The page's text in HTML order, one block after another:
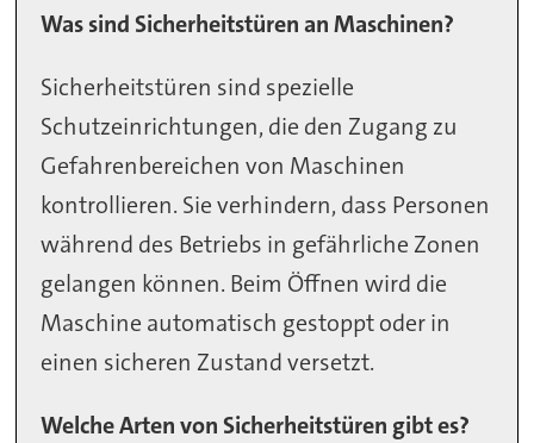
Was sind Sicherheitstüren an Maschinen?
Sicherheitstüren sind spezielle
Schutzeinrichtungen, die den Zugang zu
Gefahrenbereichen von Maschinen
kontrollieren. Sie verhindern, dass Personen
während des Betriebs in gefährliche Zonen
gelangen können. Beim Öffnen wird die
Maschine automatisch gestoppt oder in
einen sicheren Zustand versetzt.
Welche Arten von Sicherheitstüren gibt es?